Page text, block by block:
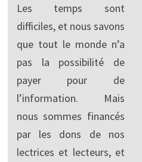
Les temps sont
difficiles, et nous savons
que tout le monde n’a
pas la possibilité de
payer pour de
l’information. Mais
nous sommes financés
par les dons de nos
lectrices et lecteurs, et